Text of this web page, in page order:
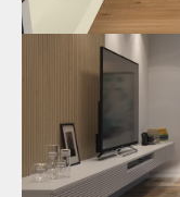
Напольные